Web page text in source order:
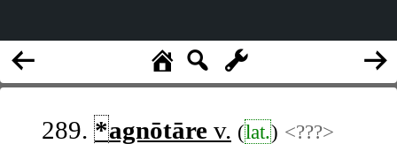
289. *agnōtāre v. (lat.) <???>